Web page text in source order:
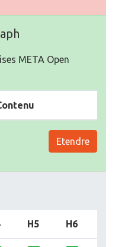
META Open
Etendre
H5 H6